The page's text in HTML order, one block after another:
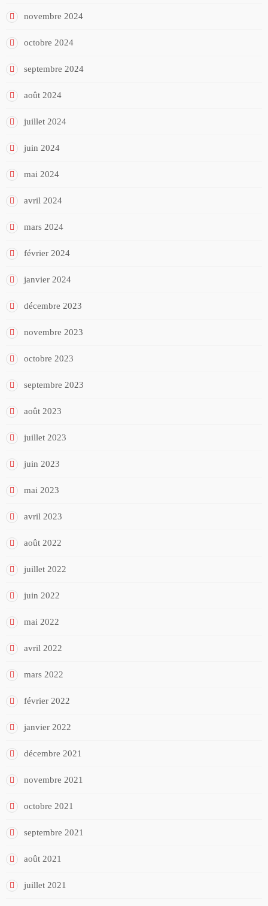
novembre 2024
octobre 2024
septembre 2024
août 2024
juillet 2024
juin 2024
mai 2024
avril 2024
mars 2024
février 2024
janvier 2024
décembre 2023
novembre 2023
octobre 2023
septembre 2023
août 2023
juillet 2023
juin 2023
mai 2023
avril 2023
août 2022
juillet 2022
juin 2022
mai 2022
avril 2022
mars 2022
février 2022
janvier 2022
décembre 2021
novembre 2021
octobre 2021
septembre 2021
août 2021
juillet 2021